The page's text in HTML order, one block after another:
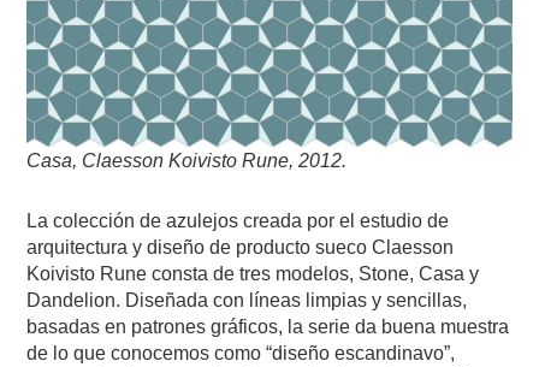
Casa, Claesson Koivisto Rune, 2012.
La colección de azulejos creada por el estudio de
arquitectura y diseño de producto sueco Claesson
Koivisto Rune consta de tres modelos, Stone, Casa y
Dandelion. Diseñada con líneas limpias y sencillas,
basadas en patrones gráficos, la serie da buena muestra
de lo que conocemos como “diseño escandinavo”,